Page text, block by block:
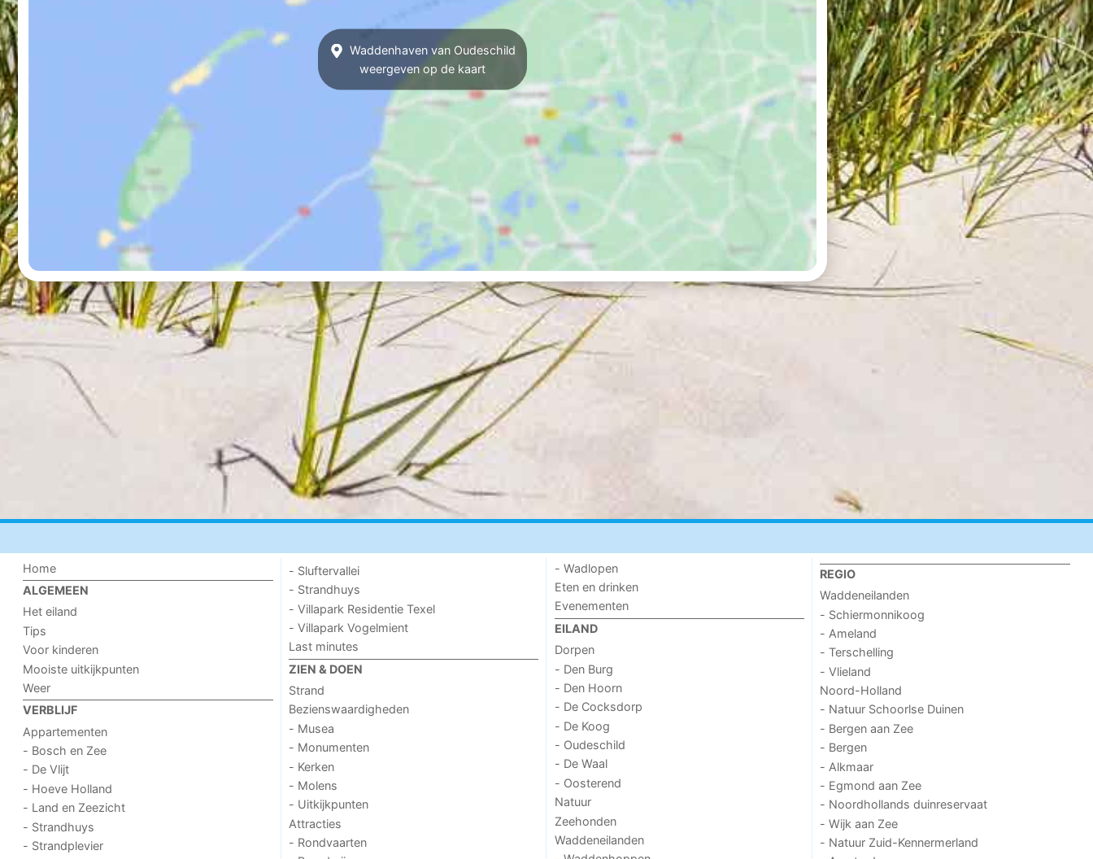
Waddenhaven van Oudeschild
weergeven op de kaart
Home
ALGEMEEN
Het eiland
Tips
Voor kinderen
Mooiste uitkijkpunten
Weer
VERBLIJF
Appartementen
- Bosch en Zee
- De Vlijt
- Hoeve Holland
- Land en Zeezicht
- Strandhuys
- Strandplevier
- Sluftervallei
- Strandhuys
- Villapark Residentie Texel
- Villapark Vogelmient
Last minutes
ZIEN & DOEN
Strand
Bezienswaardigheden
- Musea
- Monumenten
- Kerken
- Molens
- Uitkijkpunten
Attracties
- Rondvaarten
- Wadlopen
Eten en drinken
Evenementen
EILAND
Dorpen
- Den Burg
- Den Hoorn
- De Cocksdorp
- De Koog
- Oudeschild
- De Waal
- Oosterend
Natuur
Zeehonden
Waddeneilanden
REGIO
Waddeneilanden
- Schiermonnikoog
- Ameland
- Terschelling
- Vlieland
Noord-Holland
- Natuur Schoorlse Duinen
- Bergen aan Zee
- Bergen
- Alkmaar
- Egmond aan Zee
- Noordhollands duinreservaat
- Wijk aan Zee
- Natuur Zuid-Kennermerland